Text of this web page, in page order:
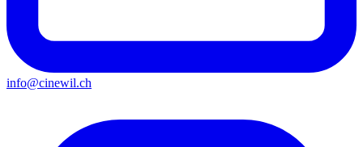
info@cinewil.ch